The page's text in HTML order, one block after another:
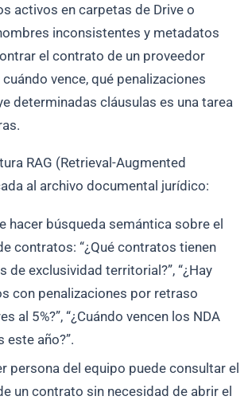
activos en carpetas de Drive o
inconsistentes y metadatos
el contrato de un proveedor
vence, qué penalizaciones
determinadas cláusulas es una tarea
RAG (Retrieval-Augmented
al archivo documental jurídico:
hacer búsqueda semántica sobre el
contratos: “¿Qué contratos tienen
de exclusividad territorial?”, “¿Hay
con penalizaciones por retraso
al 5%?”, “¿Cuándo vencen los NDA
este año?”.
persona del equipo puede consultar el
un contrato sin necesidad de abrir el